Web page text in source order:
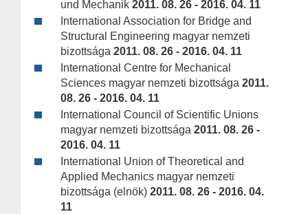
und Mechanik 2011. 08. 26 - 2016. 04. 11
International Association for Bridge and
Structural Engineering magyar nemzeti
bizottsága 2011. 08. 26 - 2016. 04. 11
International Centre for Mechanical
Sciences magyar nemzeti bizottsága 2011.
08. 26 - 2016. 04. 11
International Council of Scientific Unions
magyar nemzeti bizottsága 2011. 08. 26 -
2016. 04. 11
International Union of Theoretical and
Applied Mechanics magyar nemzeti
bizottsága (elnök) 2011. 08. 26 - 2016. 04.
11